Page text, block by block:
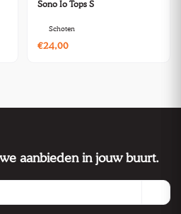
Sono Io Tops S
Schoten
€24,00
aanbieden in jouw buurt.